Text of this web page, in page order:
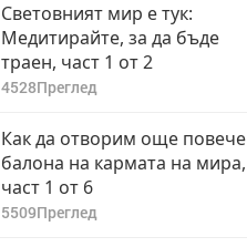
Световният мир е тук:
Медитирайте, за да бъде
траен, част 1 от 2
4528Преглед
Как да отворим още повече
балона на кармата на мира,
част 1 от 6
5509Преглед